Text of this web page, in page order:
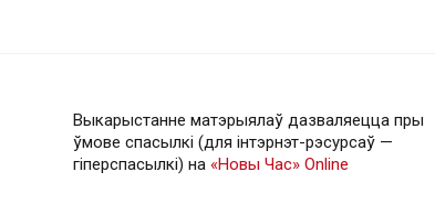
Выкарыстанне матэрыялаў дазваляецца пры
ўмове спасылкі (для інтэрнэт-рэсурсаў —
гiперспасылкi) на «Новы Час» Online